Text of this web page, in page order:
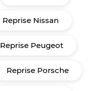
Reprise Nissan
Reprise Peugeot
Reprise Porsche